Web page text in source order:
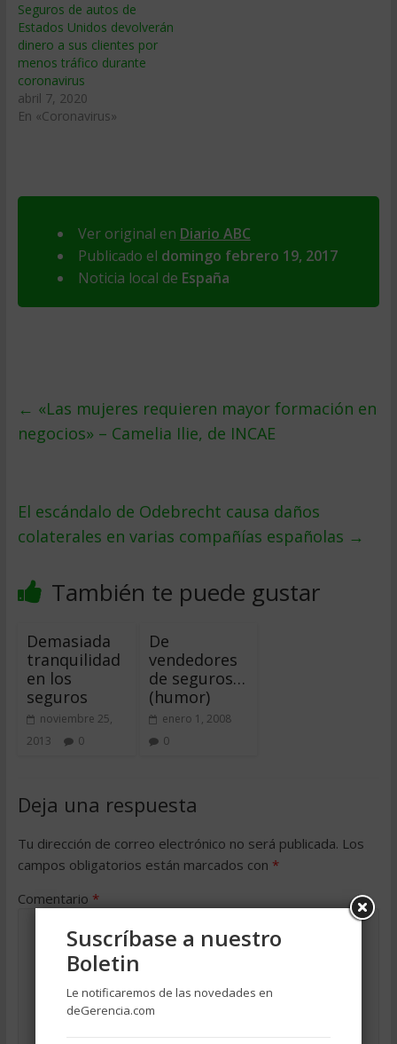
Seguros de autos de
Estados Unidos devolverán
dinero a sus clientes por
menos tráfico durante
coronavirus
abril 7, 2020
En «Coronavirus»
Ver original en Diario ABC
Publicado el domingo febrero 19, 2017
Noticia local de España
← «Las mujeres requieren mayor formación en
negocios» – Camelia Ilie, de INCAE
El escándalo de Odebrecht causa daños
colaterales en varias compañías españolas →
También te puede gustar
Demasiada
tranquilidad
en los
seguros
noviembre 25,
2013
0
De
vendedores
de seguros…
(humor)
enero 1, 2008
0
Deja una respuesta
Tu dirección de correo electrónico no será publicada. Los
campos obligatorios están marcados con *
Comentario *
Suscríbase a nuestro
Boletin
Le notificaremos de las novedades en
deGerencia.com